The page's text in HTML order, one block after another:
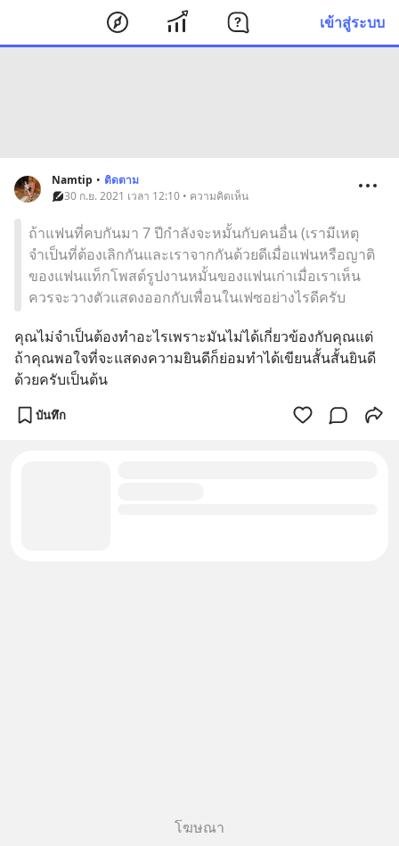
เข้าสู่ระบบ
Namtip • ติดตาม
30 ก.ย. 2021 เวลา 12:10 • ความคิดเห็น
ถ้าแฟนที่คบกันมา 7 ปีกำลังจะหมั้นกับคนอื่น (เรามีเหตุ
จำเป็นที่ต้องเลิกกันและเราจากกันด้วยดีเมื่อแฟนหรือญาติ
ของแฟนแท็กโพสต์รูปงานหมั้นของแฟนเก่าเมื่อเราเห็น
ควรจะวางตัวแสดงออกกับเพื่อนในเฟซอย่างไรดีครับ
คุณไม่จำเป็นต้องทำอะไรเพราะมันไม่ได้เกี่ยวข้องกับคุณแต่
ถ้าคุณพอใจที่จะแสดงความยินดีก็ย่อมทำได้เขียนสั้นสั้นยินดี
ด้วยครับเป็นต้น
บันทึก
โฆษณา